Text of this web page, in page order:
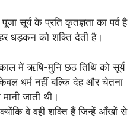
सूर्य के प्रति कृतज्ञता का पर्व है
धड़कन को शक्ति देती है।
में ऋषि-मुनि छठ तिथि को सूर्य
धर्म नहीं बल्कि देह और चेतना
जाती थी।
वे वही शक्ति हैं जिन्हें आँखों से